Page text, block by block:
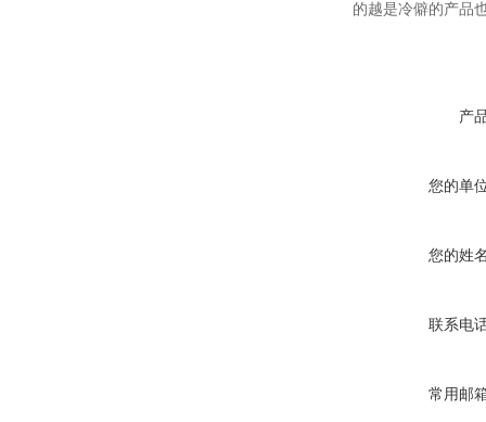
的越是冷僻的产品
产
您的单
您的姓
联系电
常用邮